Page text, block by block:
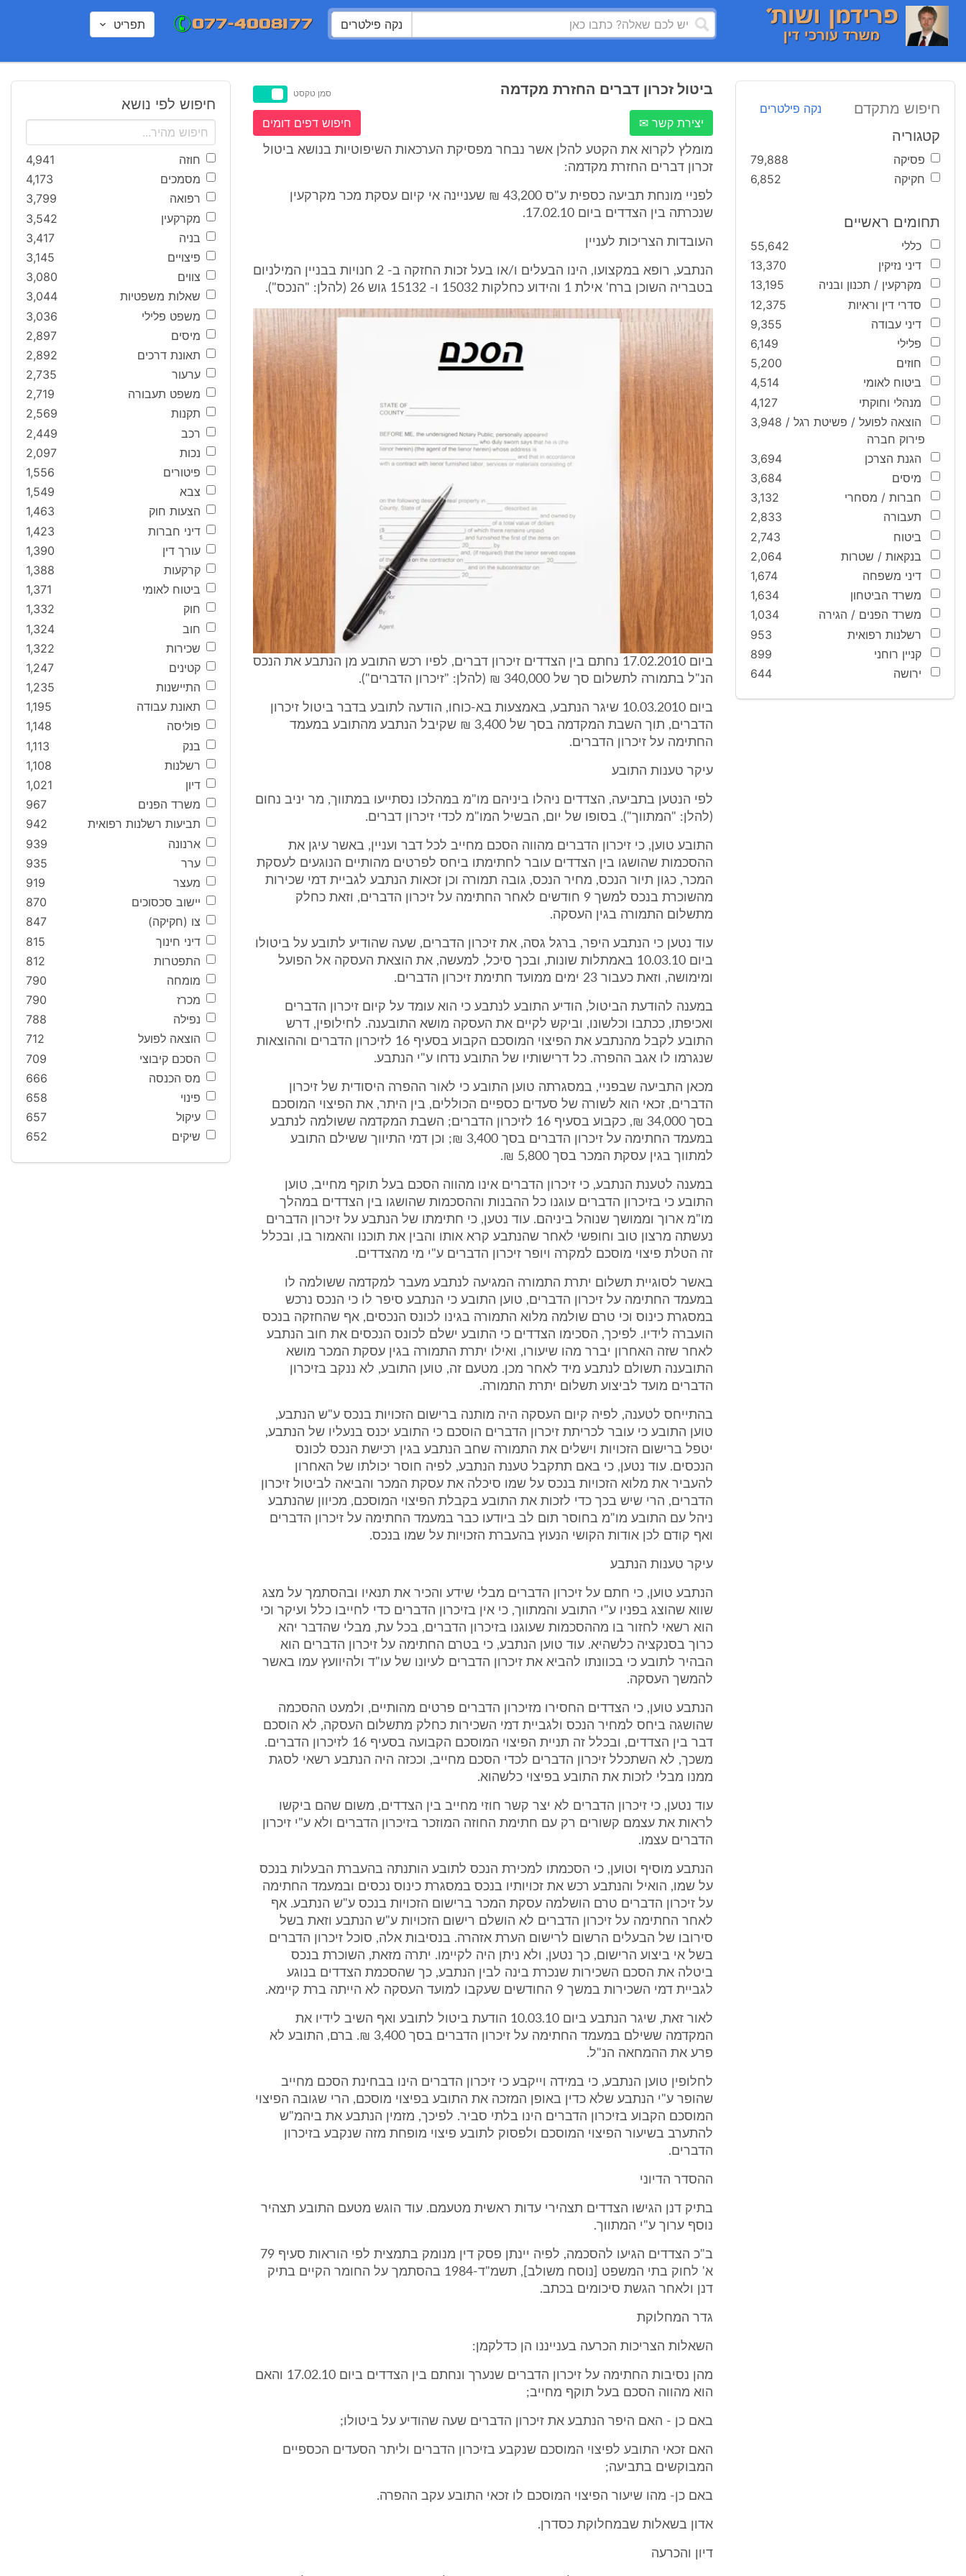
נקה פילטרים תפריט
חיפוש מתקדם נקה פילטרים
קטגוריה
פסיקה
79,888
חקיקה
6,852
תחומים ראשיים
כללי
55,642
דיני נזיקין
13,370
מקרקעין / תכנון ובניה
13,195
סדרי דין וראיות
12,375
דיני עבודה
9,355
פלילי
6,149
חוזים
5,200
ביטוח לאומי
4,514
מנהלי וחוקתי
4,127
הוצאה לפועל / פשיטת רגל /
פירוק חברה
3,948
הגנת הצרכן
3,694
מיסים
3,684
חברות / מסחרי
3,132
תעבורה
2,833
ביטוח
2,743
בנקאות / שטרות
2,064
דיני משפחה
1,674
משרד הביטחון
1,634
משרד הפנים / הגירה
1,034
רשלנות רפואית
953
קניין רוחני
899
ירושה
644
ביטול זכרון דברים החזרת מקדמה סמן טקסט
יצירת קשר ✉ חיפוש דפים דומים
מומלץ לקרוא את הקטע להלן אשר נבחר מפסיקת הערכאות השיפוטיות בנושא ביטול
זכרון דברים החזרת מקדמה:
לפניי מונחת תביעה כספית ע"ס 43,200 ₪ שעניינה אי קיום עסקת מכר מקרקעין
שנכרתה בין הצדדים ביום 17.02.10.
העובדות הצריכות לעניין
הנתבע, רופא במקצועו, הינו הבעלים ו/או בעל זכות החזקה ב- 2 חנויות בבניין המילניום
בטבריה השוכן ברח' אילת 1 והידוע כחלקות 15032 ו- 15132 גוש 26 (להלן: "הנכס").
ביום 17.02.2010 נחתם בין הצדדים זיכרון דברים, לפיו רכש התובע מן הנתבע את הנכס
הנ"ל בתמורה לתשלום סך של 340,000 ₪ (להלן: "זיכרון הדברים").
ביום 10.03.2010 שיגר הנתבע, באמצעות בא-כוחו, הודעה לתובע בדבר ביטול זיכרון
הדברים, תוך השבת המקדמה בסך של 3,400 ₪ שקיבל הנתבע מהתובע במעמד
החתימה על זיכרון הדברים.
עיקר טענות התובע
לפי הנטען בתביעה, הצדדים ניהלו ביניהם מו"מ במהלכו נסתייעו במתווך, מר יניב נחום
(להלן: "המתווך"). בסופו של יום, הבשיל המו"מ לכדי זיכרון דברים.
התובע טוען, כי זיכרון הדברים מהווה הסכם מחייב לכל דבר ועניין, באשר עיגן את
ההסכמות שהושגו בין הצדדים עובר לחתימתו ביחס לפרטים מהותיים הנוגעים לעסקת
המכר, כגון תיור הנכס, מחיר הנכס, גובה תמורה וכן זכאות הנתבע לגביית דמי שכירות
מהשוכרת בנכס למשך 9 חודשים לאחר החתימה על זיכרון הדברים, וזאת כחלק
מתשלום התמורה בגין העסקה.
עוד נטען כי הנתבע היפר, ברגל גסה, את זיכרון הדברים, שעה שהודיע לתובע על ביטולו
ביום 10.03.10 באמתלות שונות, ובכך סיכל, למעשה, את הוצאת העסקה אל הפועל
ומימושה, וזאת כעבור 23 ימים ממועד חתימת זיכרון הדברים.
במענה להודעת הביטול, הודיע התובע לנתבע כי הוא עומד על קיום זיכרון הדברים
ואכיפתו, ככתבו וכלשונו, וביקש לקיים את העסקה מושא התובענה. לחילופין, דרש
התובע לקבל מהנתבע את הפיצוי המוסכם הקבוע בסעיף 16 לזיכרון הדברים וההוצאות
שנגרמו לו אגב ההפרה. כל דרישותיו של התובע נדחו ע"י הנתבע.
מכאן התביעה שבפניי, במסגרתה טוען התובע כי לאור ההפרה היסודית של זיכרון
הדברים, זכאי הוא לשורה של סעדים כספיים הכוללים, בין היתר, את הפיצוי המוסכם
בסך 34,000 ₪, כקבוע בסעיף 16 לזיכרון הדברים; השבת המקדמה ששולמה לנתבע
במעמד החתימה על זיכרון הדברים בסך 3,400 ₪; וכן דמי התיווך ששילם התובע
למתווך בגין עסקת המכר בסך 5,800 ₪.
במענה לטענת הנתבע, כי זיכרון הדברים אינו מהווה הסכם בעל תוקף מחייב, טוען
התובע כי בזיכרון הדברים עוגנו כל ההבנות וההסכמות שהושגו בין הצדדים במהלך
מו"מ ארוך וממושך שנוהל ביניהם. עוד נטען, כי חתימתו של הנתבע על זיכרון הדברים
נעשתה מרצון טוב וחופשי לאחר שהנתבע קרא אותו והבין את תוכנו והאמור בו, ובכלל
זה הטלת פיצוי מוסכם למקרה ויופר זיכרון הדברים ע"י מי מהצדדים.
באשר לסוגיית תשלום יתרת התמורה המגיעה לנתבע מעבר למקדמה ששולמה לו
במעמד החתימה על זיכרון הדברים, טוען התובע כי הנתבע סיפר לו כי הנכס נרכש
במסגרת כינוס וכי טרם שולמה מלוא התמורה בגינו לכונס הנכסים, אף שהחזקה בנכס
הועברה לידיו. לפיכך, הסכימו הצדדים כי התובע ישלם לכונס הנכסים את חוב הנתבע
לאחר שזה האחרון יברר מהו שיעורו, ואילו יתרת התמורה בגין עסקת המכר מושא
התובענה תשולם לנתבע מיד לאחר מכן. מטעם זה, טוען התובע, לא ננקב בזיכרון
הדברים מועד לביצוע תשלום יתרת התמורה.
בהתייחס לטענה, לפיה קיום העסקה היה מותנה ברישום הזכויות בנכס ע"ש הנתבע,
טוען התובע כי עובר לכריתת זיכרון הדברים הוסכם כי התובע יכנס בנעליו של הנתבע,
יטפל ברישום הזכויות וישלים את התמורה שחב הנתבע בגין רכישת הנכס לכונס
הנכסים. עוד נטען, כי באם תתקבל טענת הנתבע, לפיה חוסר יכולתו של האחרון
להעביר את מלוא הזכויות בנכס על שמו סיכלה את עסקת המכר והביאה לביטול זיכרון
הדברים, הרי שיש בכך כדי לזכות את התובע בקבלת הפיצוי המוסכם, מכיוון שהנתבע
ניהל עם התובע מו"מ בחוסר תום לב ביודעו כבר במעמד החתימה על זיכרון הדברים
ואף קודם לכן אודות הקושי הנעוץ בהעברת הזכויות על שמו בנכס.
עיקר טענות הנתבע
הנתבע טוען, כי חתם על זיכרון הדברים מבלי שידע והכיר את תנאיו ובהסתמך על מצג
שווא שהוצג בפניו ע"י התובע והמתווך, כי אין בזיכרון הדברים כדי לחייבו כלל ועיקר וכי
הוא רשאי לחזור בו מההסכמות שעוגנו בזיכרון הדברים, בכל עת, מבלי שהדבר יהא
כרוך בסנקציה כלשהיא. עוד טוען הנתבע, כי בטרם החתימה על זיכרון הדברים הוא
הבהיר לתובע כי בכוונתו להביא את זיכרון הדברים לעיונו של עו"ד ולהיוועץ עמו באשר
להמשך העסקה.
הנתבע טוען, כי הצדדים החסירו מזיכרון הדברים פרטים מהותיים, ולמעט ההסכמה
שהושגה ביחס למחיר הנכס ולגביית דמי השכירות כחלק מתשלום העסקה, לא הוסכם
דבר בין הצדדים, ובכלל זה תניית הפיצוי המוסכם הקבועה בסעיף 16 לזיכרון הדברים.
משכך, לא השתכלל זיכרון הדברים לכדי הסכם מחייב, וככזה היה הנתבע רשאי לסגת
ממנו מבלי לזכות את התובע בפיצוי כלשהוא.
עוד נטען, כי זיכרון הדברים לא יצר קשר חוזי מחייב בין הצדדים, משום שהם ביקשו
לראות את עצמם קשורים רק עם חתימת החוזה המוזכר בזיכרון הדברים ולא ע"י זיכרון
הדברים עצמו.
הנתבע מוסיף וטוען, כי הסכמתו למכירת הנכס לתובע הותנתה בהעברת הבעלות בנכס
על שמו, הואיל והנתבע רכש את זכויותיו בנכס במסגרת כינוס נכסים ובמעמד החתימה
על זיכרון הדברים טרם הושלמה עסקת המכר ברישום הזכויות בנכס ע"ש הנתבע. אף
לאחר החתימה על זיכרון הדברים לא הושלם רישום הזכויות ע"ש הנתבע וזאת בשל
סירובו של הבעלים הרשום לרישום הערת אזהרה. בנסיבות אלה, סוכל זיכרון הדברים
בשל אי ביצוע הרישום, כך נטען, ולא ניתן היה לקיימו. יתרה מזאת, השוכרת בנכס
ביטלה את הסכם השכירות שנכרת בינה לבין הנתבע, כך שהסכמת הצדדים בנוגע
לגביית דמי השכירות במשך 9 החודשים שעקבו למועד העסקה לא הייתה ברת קיימא.
לאור זאת, שיגר הנתבע ביום 10.03.10 הודעת ביטול לתובע ואף השיב לידיו את
המקדמה ששילם במעמד החתימה על זיכרון הדברים בסך 3,400 ₪. ברם, התובע לא
פרע את ההמחאה הנ"ל.
לחלופין טוען הנתבע, כי במידה וייקבע כי זיכרון הדברים הינו בבחינת הסכם מחייב
שהופר ע"י הנתבע שלא כדין באופן המזכה את התובע בפיצוי מוסכם, הרי שגובה הפיצוי
המוסכם הקבוע בזיכרון הדברים הינו בלתי סביר. לפיכך, מזמין הנתבע את ביהמ"ש
להתערב בשיעור הפיצוי המוסכם ולפסוק לתובע פיצוי מופחת מזה שנקבע בזיכרון
הדברים.
ההסדר הדיוני
בתיק דנן הגישו הצדדים תצהירי עדות ראשית מטעמם. עוד הוגש מטעם התובע תצהיר
נוסף ערוך ע"י המתווך.
ב"כ הצדדים הגיעו להסכמה, לפיה יינתן פסק דין מנומק בתמצית לפי הוראות סעיף 79
א' לחוק בתי המשפט [נוסח משולב], תשמ"ד-1984 בהסתמך על החומר הקיים בתיק
דנן ולאחר הגשת סיכומים בכתב.
גדר המחלוקת
השאלות הצריכות הכרעה בענייננו הן כדלקמן:
מהן נסיבות החתימה על זיכרון הדברים שנערך ונחתם בין הצדדים ביום 17.02.10 והאם
הוא מהווה הסכם בעל תוקף מחייב;
באם כן - האם היפר הנתבע את זיכרון הדברים שעה שהודיע על ביטולו;
האם זכאי התובע לפיצוי המוסכם שנקבע בזיכרון הדברים וליתר הסעדים הכספיים
המבוקשים בתביעה;
באם כן- מהו שיעור הפיצוי המוסכם לו זכאי התובע עקב ההפרה.
אדון בשאלות שבמחלוקת כסדרן.
דיון והכרעה
חיפוש לפי נושא
חוזה
4,941
מסמכים
4,173
רפואה
3,799
מקרקעין
3,542
בניה
3,417
פיצויים
3,145
צווים
3,080
שאלות משפטיות
3,044
משפט פלילי
3,036
מיסים
2,897
תאונת דרכים
2,892
ערעור
2,735
משפט תעבורה
2,719
תקנות
2,569
רכב
2,449
נכות
2,097
פיטורים
1,556
צבא
1,549
הצעות חוק
1,463
דיני חברות
1,423
עורך דין
1,390
קרקעות
1,388
ביטוח לאומי
1,371
חוק
1,332
חוב
1,324
שכירות
1,322
קטינים
1,247
התיישנות
1,235
תאונת עבודה
1,195
פוליסה
1,148
בנק
1,113
רשלנות
1,108
דיון
1,021
משרד הפנים
967
תביעות רשלנות רפואית
942
ארנונה
939
ערר
935
מעצר
919
יישוב סכסוכים
870
צו (חקיקה)
847
דיני חינוך
815
התפטרות
812
מומחה
790
מכרז
790
נפילה
788
הוצאה לפועל
712
הסכם קיבוצי
709
מס הכנסה
666
פינוי
658
עיקול
657
שיקים
652